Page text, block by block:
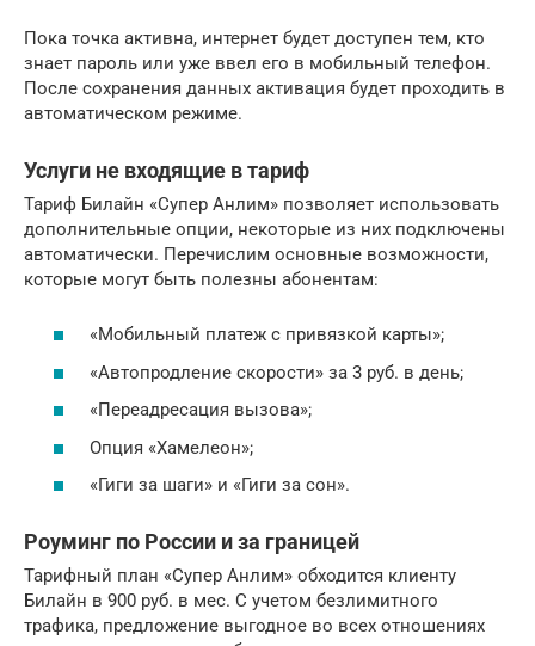
Пока точка активна, интернет будет доступен тем, кто
знает пароль или уже ввел его в мобильный телефон.
После сохранения данных активация будет проходить в
автоматическом режиме.
Услуги не входящие в тариф
Тариф Билайн «Супер Анлим» позволяет использовать
дополнительные опции, некоторые из них подключены
автоматически. Перечислим основные возможности,
которые могут быть полезны абонентам:
«Мобильный платеж с привязкой карты»;
«Автопродление скорости» за 3 руб. в день;
«Переадресация вызова»;
Опция «Хамелеон»;
«Гиги за шаги» и «Гиги за сон».
Роуминг по России и за границей
Тарифный план «Супер Анлим» обходится клиенту
Билайн в 900 руб. в мес. С учетом безлимитного
трафика, предложение выгодное во всех отношениях